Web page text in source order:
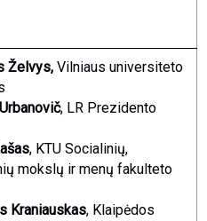
Želvys, Vilniaus universiteto
, LR Prezidento
, KTU Socialinių,
mokslų ir menų fakulteto
Kraniauskas, Klaipėdos